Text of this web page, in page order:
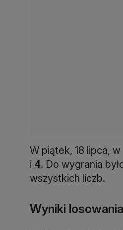
W piątek, 18 lipca,
i 4. Do wygrania
wszystkich liczb.
Wyniki